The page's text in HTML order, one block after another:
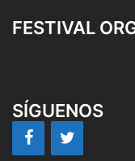
FESTIVAL
SÍGUENOS